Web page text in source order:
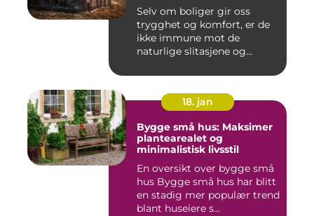
Selv om boliger gir oss
trygghet og komfort, er de
ikke immune mot de
naturlige slitasjene og
18. jan
Bygge små hus: Maksimer
plantearealet og
minimalistisk livsstil
En oversikt over bygge små
hus Bygge små hus har blitt
en stadig mer populær trend
blant huseiere s...